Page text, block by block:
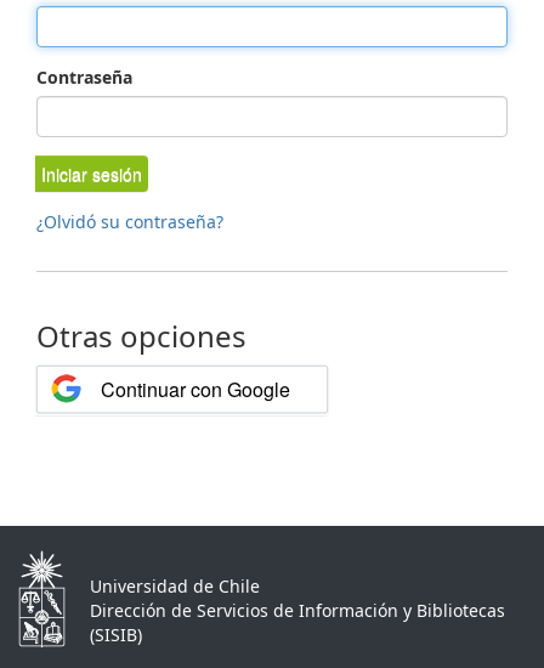
Contraseña
Iniciar sesión
¿Olvidó su contraseña?
Otras opciones
Continuar con Google
Universidad de Chile
Dirección de Servicios de Información y Bibliotecas
(SISIB)